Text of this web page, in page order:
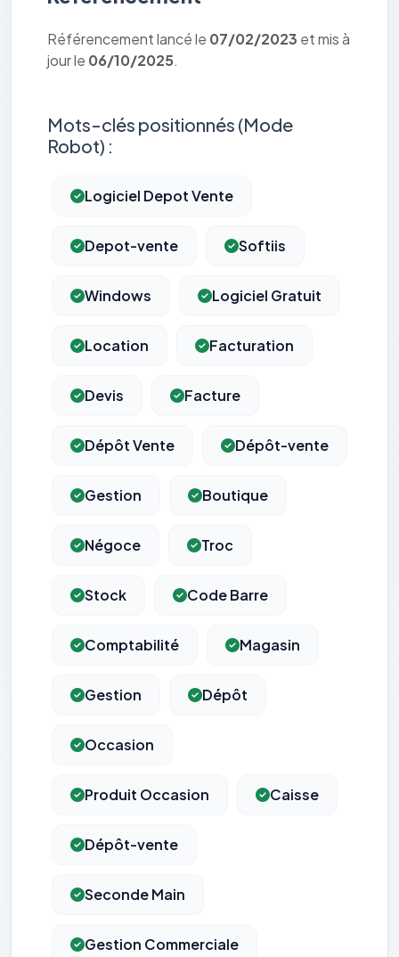
Référencement lancé le 07/02/2023 et mis à
jour le 06/10/2025.
Mots-clés positionnés (Mode
Robot) :
Logiciel Depot Vente
Depot-vente Softiis
Windows Logiciel Gratuit
Location Facturation
Devis Facture
Dépôt Vente Dépôt-vente
Gestion Boutique
Négoce Troc
Stock Code Barre
Comptabilité Magasin
Gestion Dépôt
Occasion
Produit Occasion Caisse
Dépôt-vente
Seconde Main
Gestion Commerciale